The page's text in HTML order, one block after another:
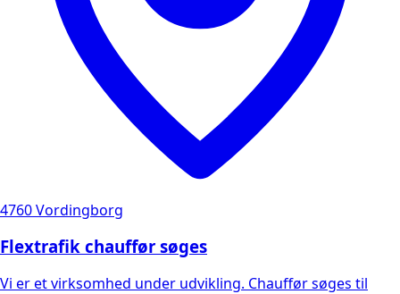
4760 Vordingborg
Flextrafik chauffør søges
Vi er et virksomhed under udvikling. Chauffør søges til